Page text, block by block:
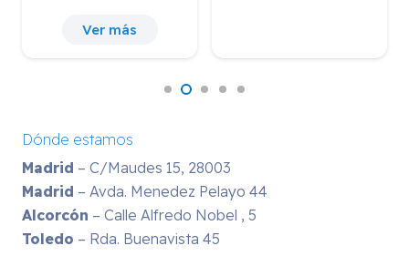
4.598,00 €.
Ver más
Dónde estamos
Madrid – C/Maudes 15, 28003
Madrid – Avda. Menedez Pelayo 44
Alcorcón – Calle Alfredo Nobel , 5
Toledo – Rda. Buenavista 45